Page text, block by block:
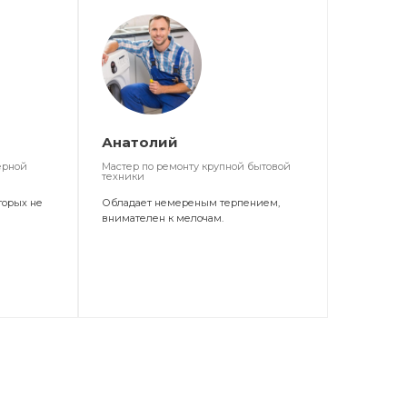
не
Анатолий
Мастер по ремонту крупной бытовой
техники
Обладает немереным терпением,
внимателен к мелочам.